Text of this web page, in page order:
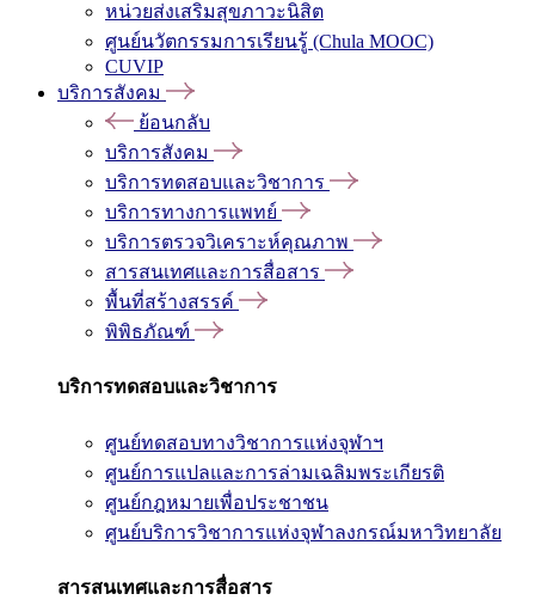
หน่วยส่งเสริมสุขภาวะนิสิต
ศูนย์นวัตกรรมการเรียนรู้ (Chula MOOC)
CUVIP
บริการสังคม
ย้อนกลับ
บริการสังคม
บริการทดสอบและวิชาการ
บริการทางการแพทย์
บริการตรวจวิเคราะห์คุณภาพ
สารสนเทศและการสื่อสาร
พื้นที่สร้างสรรค์
พิพิธภัณฑ์
บริการทดสอบและวิชาการ
ศูนย์ทดสอบทางวิชาการแห่งจุฬาฯ
ศูนย์การแปลและการล่ามเฉลิมพระเกียรติ
ศูนย์กฎหมายเพื่อประชาชน
ศูนย์บริการวิชาการแห่งจุฬาลงกรณ์มหาวิทยาลัย
สารสนเทศและการสื่อสาร